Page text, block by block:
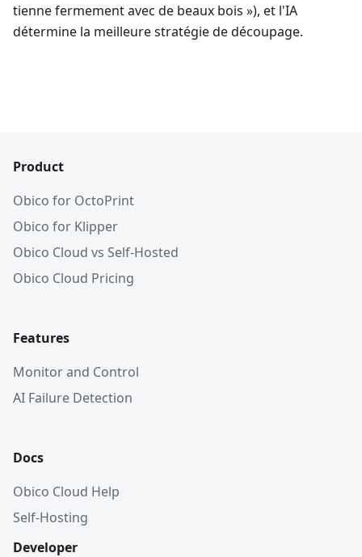
tienne fermement avec de beaux bois »), et l'IA
détermine la meilleure stratégie de découpage.
Product
Obico for OctoPrint
Obico for Klipper
Obico Cloud vs Self-Hosted
Obico Cloud Pricing
Features
Monitor and Control
AI Failure Detection
Docs
Obico Cloud Help
Self-Hosting
Developer